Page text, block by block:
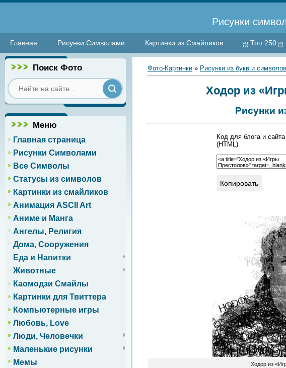
Рисунки
Главная Рисунки Символами Картинки из Смайликов ஜ Топ 250 ஜ
Поиск Фото
Меню
Главная страница
Рисунки Символами
Все Символы
Статусы из символов
Картинки из смайликов
Анимация ASCII Art
Аниме и Манга
Ангелы, Религия
Дома, Сооружения
Еда и Напитки
Животные
Каомодзи Смайлы
Картинки для Твиттера
Компьютерные игры
Любовь, Love
Люди, Человечки
Маленькие рисунки
Мемы
Фото-Картинки » Рисунки из букв и
Ходор из
Рисунки
Код для блога и сайта
(HTML)
Копировать
Ходор из